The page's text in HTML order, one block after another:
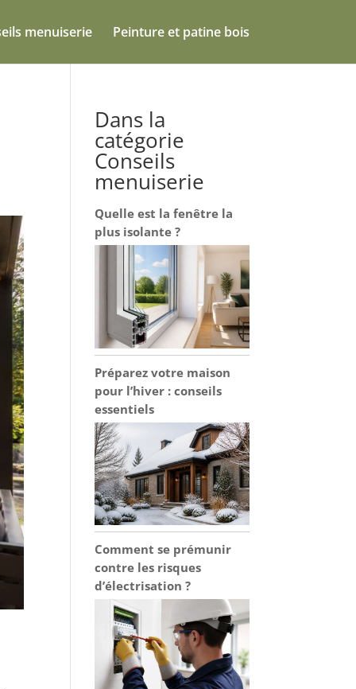
menuiserie Peinture et patine bois
Dans la
catégorie
Conseils
menuiserie
Quelle est la fenêtre la
plus isolante ?
Préparez votre maison
pour l’hiver : conseils
essentiels
Comment se prémunir
contre les risques
d’électrisation ?